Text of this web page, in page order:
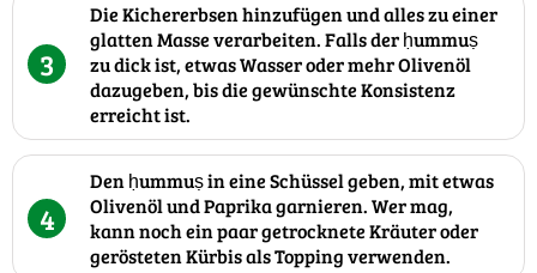
3
Die Kichererbsen hinzufügen und alles zu einer
glatten Masse verarbeiten. Falls der ḥummuṣ
zu dick ist, etwas Wasser oder mehr Olivenöl
dazugeben, bis die gewünschte Konsistenz
erreicht ist.
4
Den ḥummuṣ in eine Schüssel geben, mit etwas
Olivenöl und Paprika garnieren. Wer mag,
kann noch ein paar getrocknete Kräuter oder
gerösteten Kürbis als Topping verwenden.